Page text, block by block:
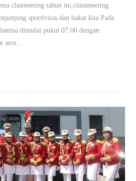
clasmeeting tahun ini,classmeeting
sportivitas dan bakat kita Pada
dimulai pukul 07.00 dengan
seru…